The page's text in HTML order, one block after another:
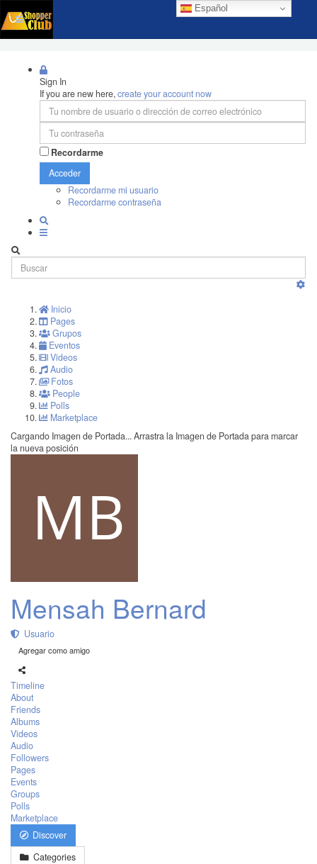
Español
Sign In
If you are new here,create your account now
Recordarme
Acceder
Recordarme mi usuario
Recordarme contraseña
Inicio
Pages
Grupos
Eventos
Videos
Audio
Fotos
People
Polls
Marketplace
Cargando Imagen de Portada... Arrastra la Imagen de Portada para marcar
la nueva posición
Mensah Bernard
Usuario
Agregar como amigo
Timeline
About
Friends
Albums
Videos
Audio
Followers
Pages
Events
Groups
Polls
Marketplace
Discover
Categories